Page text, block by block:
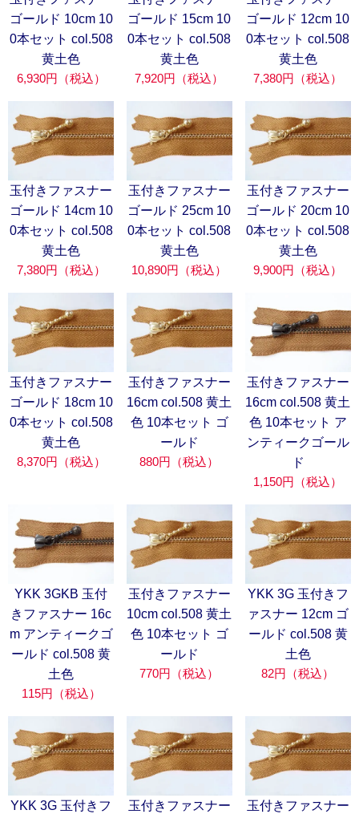
ゴールド 10cm 10
0本セット col.508
黄土色
6,930円（税込）
ゴールド 15cm 10
0本セット col.508
黄土色
7,920円（税込）
ゴールド 12cm 10
0本セット col.508
黄土色
7,380円（税込）
玉付きファスナー
ゴールド 14cm 10
0本セット col.508
黄土色
7,380円（税込）
玉付きファスナー
ゴールド 25cm 10
0本セット col.508
黄土色
10,890円（税込）
玉付きファスナー
ゴールド 20cm 10
0本セット col.508
黄土色
9,900円（税込）
玉付きファスナー
ゴールド 18cm 10
0本セット col.508
黄土色
8,370円（税込）
玉付きファスナー
16cm col.508 黄土
色 10本セット ゴ
ールド
880円（税込）
玉付きファスナー
16cm col.508 黄土
色 10本セット ア
ンティークゴール
ド
1,150円（税込）
YKK 3GKB 玉付
きファスナー 16c
m アンティークゴ
ールド col.508 黄
土色
115円（税込）
玉付きファスナー
10cm col.508 黄土
色 10本セット ゴ
ールド
770円（税込）
YKK 3G 玉付きフ
ァスナー 12cm ゴ
ールド col.508 黄
土色
82円（税込）
YKK 3G 玉付きフ
玉付きファスナー
玉付きファスナー